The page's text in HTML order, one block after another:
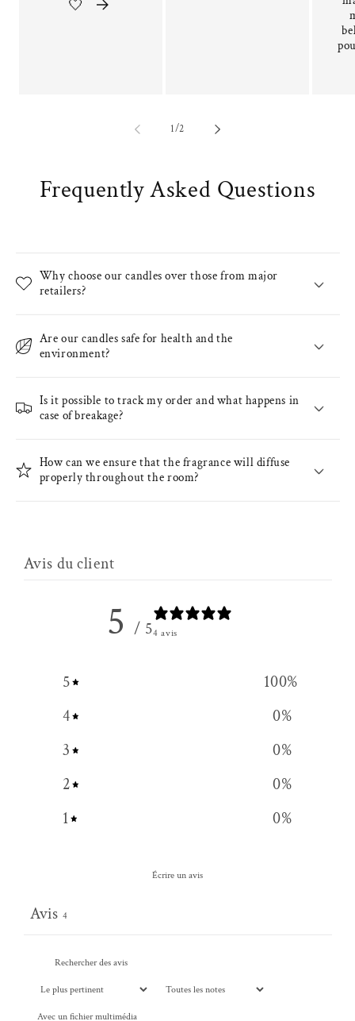
🤍
1/of
2
Frequently Asked Questions
Why choose our candles over those from major
retailers?
Are our candles safe for health and the
environment?
Is it possible to track my order and what happens in
case of breakage?
How can we ensure that the fragrance will diffuse
properly throughout the room?
Avis du client
5 / 54 avis
5 100%
4
0%
3
0%
2
0%
1
0%
Écrire un avis
Avis 4
Avec un fichier multimédia